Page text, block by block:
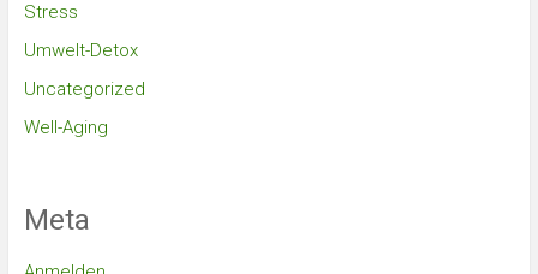
Stress
Umwelt-Detox
Uncategorized
Well-Aging
Meta